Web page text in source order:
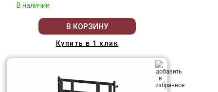
В наличии
В КОРЗИНУ
Купить в 1 клик